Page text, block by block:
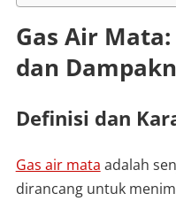
Gas Air
dan
Definisi dan
Gas air mata adalah
dirancang untuk